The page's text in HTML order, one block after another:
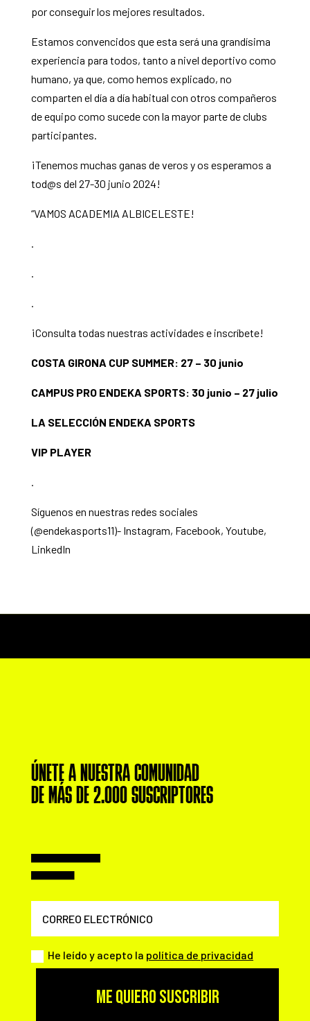
por conseguir los mejores resultados.
Estamos convencidos que esta será una grandísima
experiencia para todos, tanto a nivel deportivo como
humano, ya que, como hemos explicado, no
comparten el día a día habitual con otros compañeros
de equipo como sucede con la mayor parte de clubs
participantes.
¡Tenemos muchas ganas de veros y os esperamos a
tod@s del 27-30 junio 2024!
“VAMOS ACADEMIA ALBICELESTE!
.
.
.
¡Consulta todas nuestras actividades e inscríbete!
COSTA GIRONA CUP SUMMER: 27 – 30 junio
CAMPUS PRO ENDEKA SPORTS: 30 junio – 27 julio
LA SELECCIÓN ENDEKA SPORTS
VIP PLAYER
.
Síguenos en nuestras redes sociales
(@endekasports11)- Instagram, Facebook, Youtube,
LinkedIn
ÚNETE A NUESTRA COMUNIDAD
DE MÁS DE 2.000 SUSCRIPTORES
He leído y acepto la política de privacidad
ME QUIERO SUSCRIBIR